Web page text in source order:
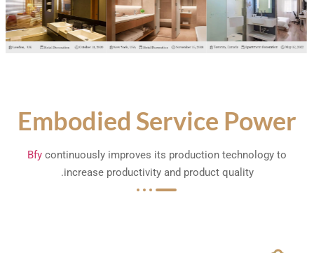
Service Power
Embodied
Bfy continuously improves its production technology to
increase productivity and product quality
.